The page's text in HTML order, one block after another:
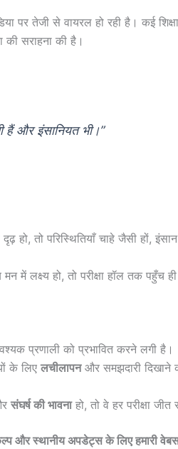
पर तेजी से वायरल हो रही है। कई
की सराहना की है।
हैं और इंसानियत भी।”
हो, तो परिस्थितियाँ चाहे जैसी हों,
में लक्ष्य हो, तो परीक्षा हॉल तक पहुँच
प्रणाली को प्रभावित करने लगी है।
के लिए लचीलापनऔर समझदारी दिखाने
संघर्ष की भावनाहो, तो वे हर परीक्षा
और स्थानीय अपडेट्स के लिए हमारी